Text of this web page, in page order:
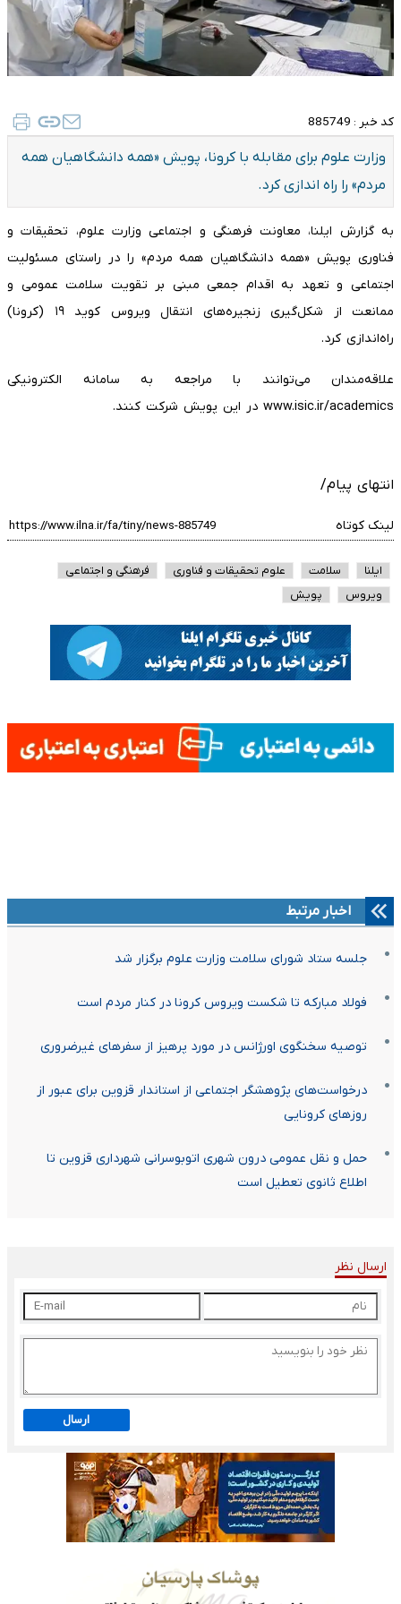
کد خبر : 885749
وزارت علوم برای مقابله با کرونا، پویش «همه دانشگاهیان همه
مردم» را راه اندازی کرد.
به گزارش ایلنا، معاونت فرهنگی و اجتماعی وزارت علوم، تحقیقات و
فناوری پویش «همه دانشگاهیان همه مردم» را در راستای مسئولیت
اجتماعی و تعهد به اقدام جمعی مبنی بر تقویت سلامت عمومی و
ممانعت از شکل‌گیری زنجیره‌های انتقال ویروس کوید ۱۹ (کرونا)
راه‌اندازی کرد.
علاقه‌مندان می‌توانند با مراجعه به سامانه الکترونیکی
www.isic.ir/academics در این پویش شرکت کنند.
انتهای پیام/
لینک کوتاه
ایلنا سلامت علوم تحقیقات و فناوری
فرهنگی و اجتماعی
ویروس
پویش
اخبار مرتبط
جلسه ستاد شورای سلامت وزارت علوم برگزار شد
فولاد مبارکه تا شکست ویروس کرونا در کنار مردم است
توصیه سخنگوی اورژانس در مورد پرهیز از سفرهاى غیرضرورى
درخواست‌های پژوهشگر اجتماعی از استاندار قزوین برای عبور از
روزهای کرونایی
حمل و نقل عمومی درون شهری اتوبوسرانی شهرداری قزوین‌ تا
اطلاع ثانوی تعطیل است
ارسال نظر
ارسال